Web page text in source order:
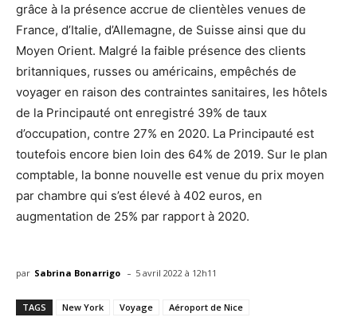
grâce à la présence accrue de clientèles venues de
France, d’Italie, d’Allemagne, de Suisse ainsi que du
Moyen Orient. Malgré la faible présence des clients
britanniques, russes ou américains, empêchés de
voyager en raison des contraintes sanitaires, les hôtels
de la Principauté ont enregistré 39% de taux
d’occupation, contre 27% en 2020. La Principauté est
toutefois encore bien loin des 64% de 2019. Sur le plan
comptable, la bonne nouvelle est venue du prix moyen
par chambre qui s’est élevé à 402 euros, en
augmentation de 25% par rapport à 2020.
par Sabrina Bonarrigo - 5 avril 2022 à 12h11
TAGS New York Voyage Aéroport de Nice